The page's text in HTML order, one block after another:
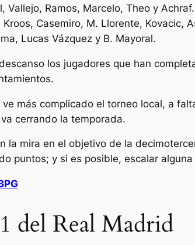
Vallejo, Ramos, Marcelo, Theo y Achraf.
Kroos, Casemiro, M. Llorente, Kovacic,
Lucas Vázquez y B. Mayoral.
los jugadores que han
ve más complicado el torneo local, a
cerrando la temporada.
la mira en el objetivo de la
puntos; y si es posible, escalar
del Real Madrid